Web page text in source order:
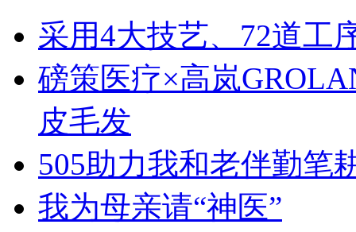
采用4大技艺、72道工
磅策医疗×高岚
皮毛发
505助力我和老伴勤笔
我为母亲请“神医”